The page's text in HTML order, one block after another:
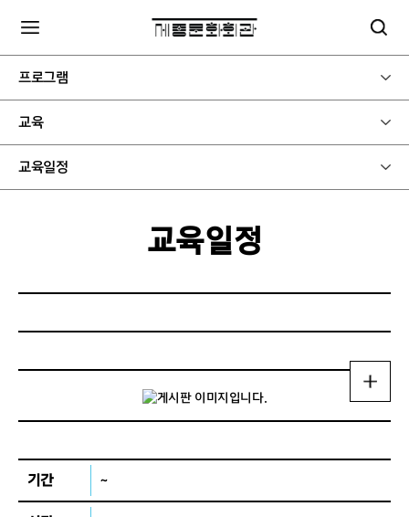
프로그램
교육
교육일정
교육일정
기간 ~